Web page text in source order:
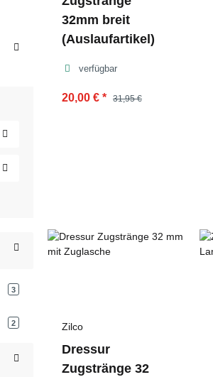
3Artikel gefunden
2Artikel gefunden
32mm breit
(Auslaufartikel)
verfügbar
20,00 € * 31,95 €
Zilco
Dressur
Zugstränge 32